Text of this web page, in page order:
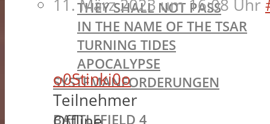
THEY SHALL NOT PASS
IN THE NAME OF THE TSAR
TURNING TIDES
APOCALYPSE
SYSTEMANFORDERUNGEN
BATTLEFIELD OLDIES
BATTLEFIELD 4
11. März 2023 um 16:08 Uhr
o0Stinki0o
Teilnehmer